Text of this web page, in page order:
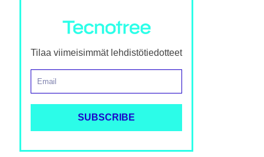
Tilaa viimeisimmät lehdistötiedotteet